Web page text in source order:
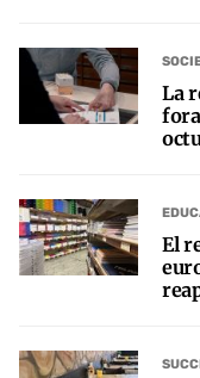
La
El